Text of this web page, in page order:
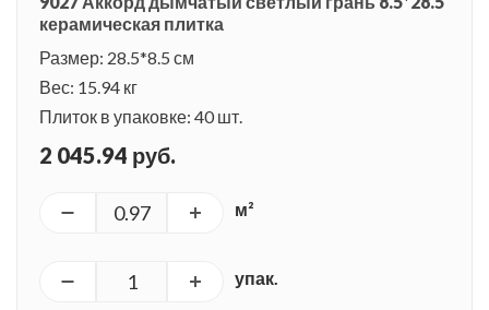
керамическая плитка
Размер: 28.5*8.5 см
Вес: 15.94 кг
Плиток в упаковке: 40 шт.
2 045.94 руб.
м²
упак.